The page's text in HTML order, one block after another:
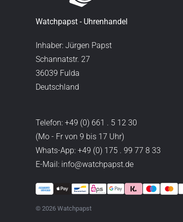
Ich komme
gekauft. Sehr
Christine J.
Die Lieferung
gut. Ich bin
Stefan S.
Watchpapst - Uhrenhandel
Inhaber: Jürgen Papst
Schannatstr. 27
36039 Fulda
Deutschland
Telefon: +49 (0) 661 . 5 12 30
(Mo - Fr von 9 bis 17 Uhr)
Whats-App: +49 (0) 175 . 99 77 8 33
E-Mail: info@watchpapst.de
© 2026 Watchpapst